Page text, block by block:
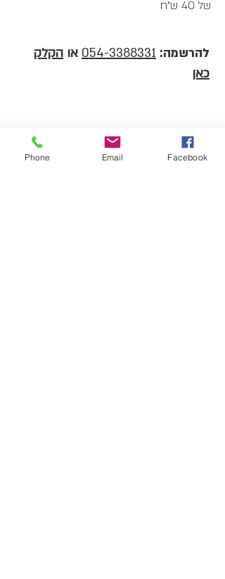
של 40 ש"ח
להרשמה: 054-3388331 או הקלק
כאן
מפגשי
Phone Email Facebook